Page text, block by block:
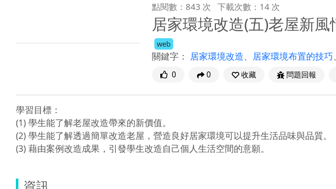
點閱數：843 次 下載次數：14 次
居家環境改造(五)老屋新風
web
關鍵字： 居家環境改造、 居家環境布置的技巧、
0 0 收藏 問題回報
學習目標：
(1) 學生能了解老屋改造帶來的新價值。
(2) 學生能了解透過簡單改造老屋，營造良好居家環境可以提升生活品味與品質。
(3) 藉由案例改造成果，引發學生改造自己個人生活空間的意願。